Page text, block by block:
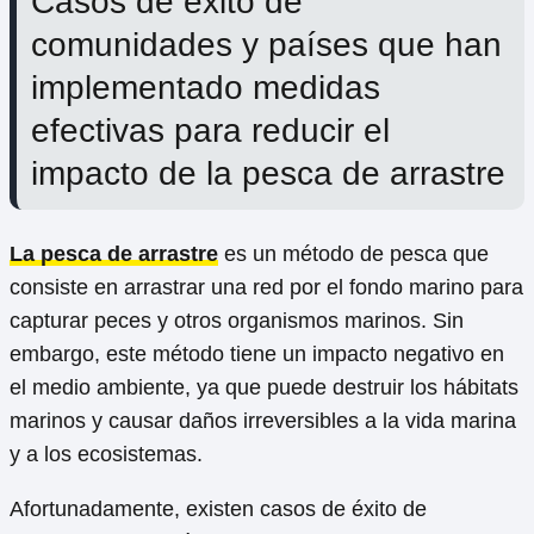
comunidades y países que han
implementado medidas
efectivas para reducir el
impacto de la pesca de arrastre
La pesca de arrastre es un método de pesca que
consiste en arrastrar una red por el fondo marino para
capturar peces y otros organismos marinos. Sin
embargo, este método tiene un impacto negativo en
el medio ambiente, ya que puede destruir los hábitats
marinos y causar daños irreversibles a la vida marina
y a los ecosistemas.
Afortunadamente, existen casos de éxito de